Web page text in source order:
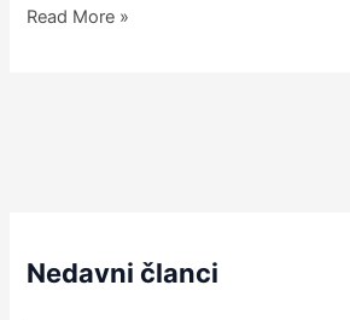
Read More »
Nedavni članci